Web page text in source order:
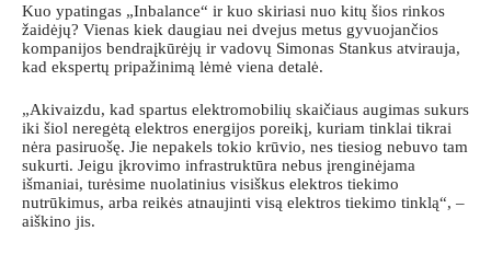
Kuo ypatingas „Inbalance“ ir kuo skiriasi nuo kitų šios rinkos
žaidėjų? Vienas kiek daugiau nei dvejus metus gyvuojančios
kompanijos bendraįkūrėjų ir vadovų Simonas Stankus atvirauja,
kad ekspertų pripažinimą lėmė viena detalė.
„Akivaizdu, kad spartus elektromobilių skaičiaus augimas sukurs
iki šiol neregėtą elektros energijos poreikį, kuriam tinklai tikrai
nėra pasiruošę. Jie nepakels tokio krūvio, nes tiesiog nebuvo tam
sukurti. Jeigu įkrovimo infrastruktūra nebus įrenginėjama
išmaniai, turėsime nuolatinius visiškus elektros tiekimo
nutrūkimus, arba reikės atnaujinti visą elektros tiekimo tinklą“, –
aiškino jis.